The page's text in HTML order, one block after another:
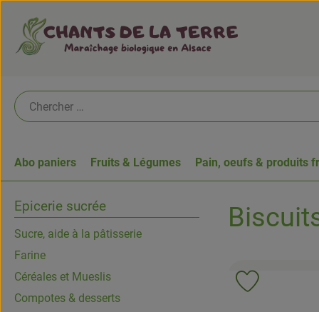
Abo paniers Fruits & Légumes Pain, oeufs & produits
Epicerie sucrée
Sucre, aide à la pâtisserie
Farine
Céréales et Mueslis
Compotes & desserts
Ajouter le